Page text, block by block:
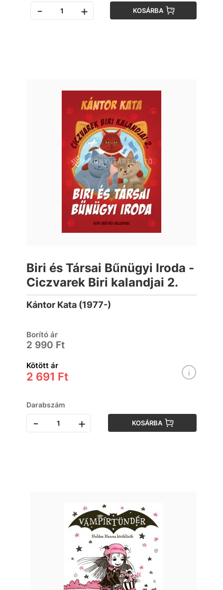
- + KOSÁRBA
Biri és Társai Bűnügyi Iroda -
Ciczvarek Biri kalandjai 2.
Kántor Kata (1977-)
Borító ár
2 990 Ft
Kötött ár
2 691 Ft
Darabszám
- + KOSÁRBA